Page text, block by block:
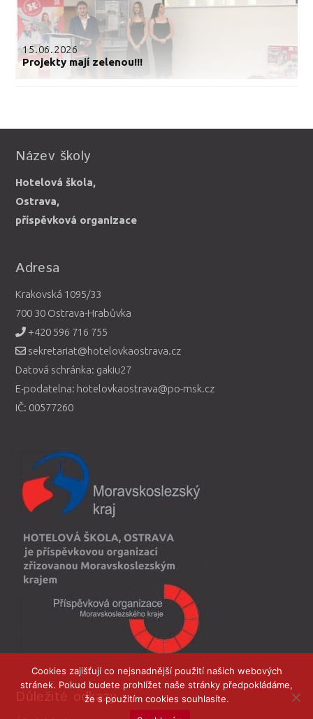
15.06.2026
Projekty mají zelenou!!!
Název školy
Hotelová škola,
Ostrava,
příspěvková organizace
Adresa
Krakovská 1095/33
700 30 Ostrava-Hrabůvka
+420 596 716 755
sekretariat@hotelovkaostrava.cz
Datová schránka: gakiu27
E-podatelna: hotelovkaostrava@po-msk.cz
IČ: 00577260
Důležité odkazy
Cookies zajišťují co nejsnadnější použití našich webových
stránek. Pokud budete prohlížet naše stránky předpokládáme,
že s použitím cookies souhlasíte.